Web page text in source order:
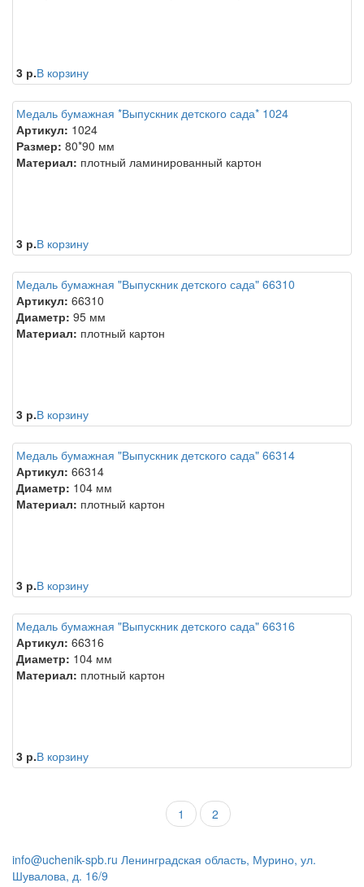
3 р.В корзину
Медаль бумажная *Выпускник детского сада* 1024
Артикул: 1024
Размер: 80*90 мм
Материал: плотный ламинированный картон
3 р.В корзину
Медаль бумажная "Выпускник детского сада" 66310
Артикул: 66310
Диаметр: 95 мм
Материал: плотный картон
3 р.В корзину
Медаль бумажная "Выпускник детского сада" 66314
Артикул: 66314
Диаметр: 104 мм
Материал: плотный картон
3 р.В корзину
Медаль бумажная "Выпускник детского сада" 66316
Артикул: 66316
Диаметр: 104 мм
Материал: плотный картон
3 р.В корзину
1 2
info@uchenik-spb.ru Ленинградская область, Мурино, ул.
Шувалова, д. 16/9